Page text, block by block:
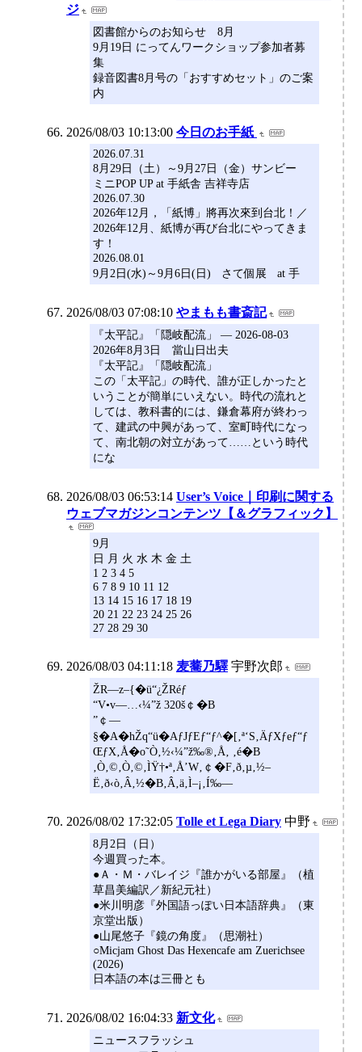
ジ
図書館からのお知らせ 8月
9月19日 にってんワークショップ参加者募
集
録音図書8月号の「おすすめセット」のご案
内
2026/08/03 10:13:00 今日のお手紙
2026.07.31
8月29日（土）～9月27日（金）サンビー
ミニPOP UP at 手紙舎 吉祥寺店
2026.07.30
2026年12月，「紙博」將再次來到台北！／
2026年12月、紙博が再び台北にやってきま
す！
2026.08.01
9月2日(水)～9月6日(日) さて個展 at 手
2026/08/03 07:08:10 やまもも書斎記
『太平記』「隠岐配流」 ― 2026-08-03
2026年8月3日 當山日出夫
『太平記』「隠岐配流」
この「太平記」の時代、誰が正しかったと
いうことが簡単にいえない。時代の流れと
しては、教科書的には、鎌倉幕府が終わっ
て、建武の中興があって、室町時代になっ
て、南北朝の対立があって……という時代
にな
2026/08/03 06:53:14 User’s Voice｜印刷に関する
ウェブマガジンコンテンツ【＆グラフィック】
9月
日 月 火 水 木 金 土
1 2 3 4 5
6 7 8 9 10 11 12
13 14 15 16 17 18 19
20 21 22 23 24 25 26
27 28 29 30
2026/08/03 04:11:18 麦蕎乃驛 宇野次郎
ŽR—z–{�ü“¿ŽRéƒ
“V•v—…‹¼”ž 320š￠�B
”￠—
§�A�hŽq“ü�AƒJƒEƒ“ƒ^�[‚ª‘S‚ÄƒXƒeƒ“ƒ
ŒƒX‚Å�o˜Ò‚½‹¼”ž‰®‚Å‚ ‚é�B
‚Ò‚©‚Ò‚©‚ÌŸ†•ª‚Å’W‚￠�F‚ð‚µ‚½–
Ë‚ð‹ò‚Â‚½�B‚Â‚ä‚Ì–¡‚Í‰––
2026/08/02 17:32:05 Tolle et Lega Diary 中野
8月2日（日）
今週買った本。
●Ａ・Ｍ・バレイジ『誰かがいる部屋』（植
草昌美編訳／新紀元社）
●米川明彦『外国語っぽい日本語辞典』（東
京堂出版）
●山尾悠子『鏡の角度』（思潮社）
○Micjam Ghost Das Hexencafe am Zuerichsee
(2026)
日本語の本は三冊とも
2026/08/02 16:04:33 新文化
ニュースフラッシュ